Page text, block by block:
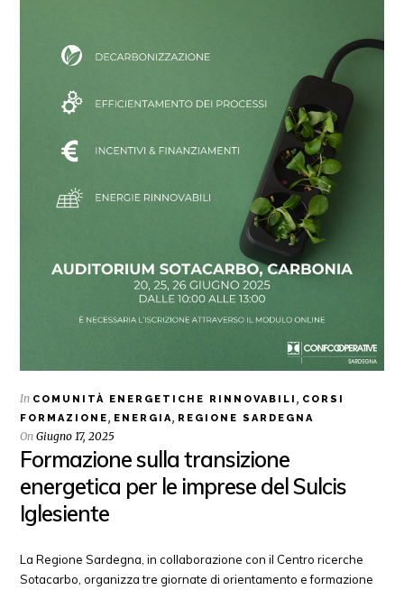
In COMUNITÀ ENERGETICHE RINNOVABILI, CORSI
FORMAZIONE, ENERGIA, REGIONE SARDEGNA
OnGiugno 17, 2025
Formazione sulla transizione
energetica per le imprese del Sulcis
Iglesiente
La Regione Sardegna, in collaborazione con il Centro ricerche
Sotacarbo, organizza tre giornate di orientamento e formazione